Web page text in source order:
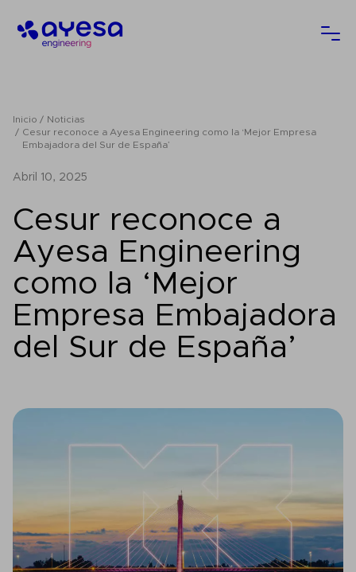
Ayesa
Inicio
Noticias
Cesur reconoce a Ayesa Engineering como la ‘Mejor Empresa
Embajadora del Sur de España’
abril 10, 2025
Cesur reconoce a
Ayesa Engineering
como la ‘Mejor
Empresa Embajadora
del Sur de España’